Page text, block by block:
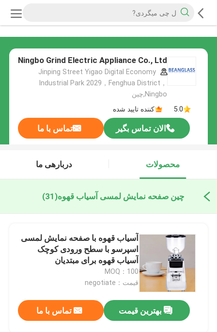
Ningbo Grind Electric Appliance Co., Ltd
Jinping Street Yigao Digital Economy
Industrial Park 2029，Fenghua District，
Ningbo,چین
5.0
کننده تایید شده
الان تماس بگیر تماس با ما
محصولات دربارهی ما
چین صفحه نمایش لمسی آسیاب قهوه(31)
آسیاب قهوه با صفحه نمایش لمسی
اسپرسو با سطح ورودی کوچک
آسیاب قهوه برای مبتدیان
MOQ：100
قیمت：negotiate
بهترین قیمت تماس با ما